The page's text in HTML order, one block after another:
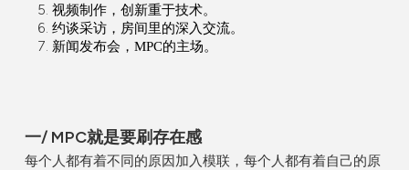
视频制作，创新重于技术。
约谈采访，房间里的深入交流。
新闻发布会， MPC的主场。
一/ MPC就是要刷存在感
每个人都有着不同的原因加入模联，每个人都有着自己的原